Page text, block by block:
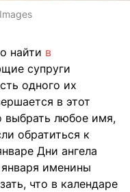
найти в
супруги
одного их
в этот
выбрать любое имя,
обратиться к
Дни ангела
именины
что в календаре